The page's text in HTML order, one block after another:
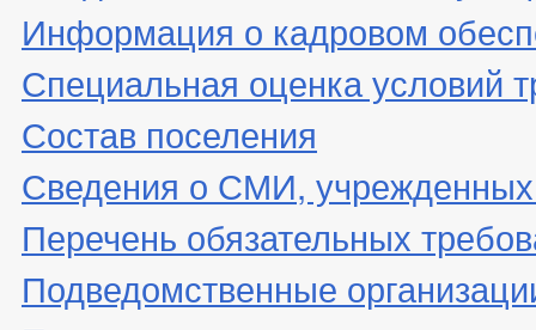
Информация о кадровом
Специальная оценка условий
Состав поселения
Сведения о СМИ,
Перечень обязательных
Подведомственные